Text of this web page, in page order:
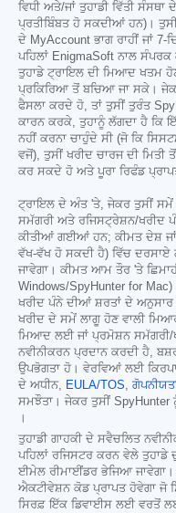
ਵਿਧੀ ਅਤੇ/ਜਾਂ ਤੁਹਾਡੀ ਵਿੱਤੀ
ਪ੍ਰਤੀਬਿੰਬਤ ਹੋ ਸਕਦੀਆਂ ਹਨ)।
ਦੇ MyAccount ਭਾਗ ਰਾਹੀਂ ਜਾਂ
ਪਹਿਲਾਂ EnigmaSoft ਨਾਲ
ਤੁਹਾਡੇ ਟ੍ਰਾਇਲ ਦੀ ਮਿਆਦ ਖਤਮ
ਪ੍ਰਕਿਰਿਆ ਤੋਂ ਬਚਿਆ ਜਾ ਸਕੇ।
ਫੈਸਲਾ ਕਰਦੇ ਹੋ, ਤਾਂ ਤੁਸੀਂ ਤੁਰੰਤ
ਕਾਰਨ ਕਰਕੇ, ਤੁਹਾਨੂੰ ਲੱਗਦਾ ਹੈ ਕਿ
ਨਹੀਂ ਕਰਨਾ ਚਾਹੁੰਦੇ ਸੀ (ਜੋ ਕਿ
ਵਜੋਂ), ਤੁਸੀਂ ਖਰੀਦ ਚਾਰਜ ਦੀ
ਕਰ ਸਕਦੇ ਹੋ ਅਤੇ ਪੂਰਾ ਰਿਫੰਡ
ਟ੍ਰਾਇਲ ਦੇ ਅੰਤ 'ਤੇ, ਜੇਕਰ ਤੁਸੀਂ ਸਮੇਂ
ਸਮੱਗਰੀ ਅਤੇ ਰਜਿਸਟ੍ਰੇਸ਼ਨ/ਖਰੀਦ
ਕੀਤੀਆਂ ਗਈਆਂ ਹਨ; ਕੀਮਤ ਦੇਸ਼
ਵੱਖ-ਵੱਖ ਹੋ ਸਕਦੀ ਹੈ) ਵਿੱਚ ਦਰਸਾਏ
ਜਾਵੇਗਾ। ਕੀਮਤ ਆਮ ਤੌਰ 'ਤੇ
Windows/SpyHunter for
ਖਰੀਦ ਪੰਨੇ ਦੀਆਂ ਸ਼ਰਤਾਂ ਦੇ ਅਨੁਸਾਰ
ਖਰੀਦ ਦੇ ਸਮੇਂ ਲਾਗੂ ਹੋਣ ਵਾਲੀ
ਮਿਆਦ ਲਈ ਜਾਂ ਪ੍ਰਮੋਸ਼ਨ ਸਮੱਗਰੀ/
ਨਵੀਨੀਕਰਨ ਪ੍ਰਦਾਨ ਕਰਦੀ ਹੈ,
ਉਪਭੋਗਤਾ ਹੋ। ਵੇਰਵਿਆਂ ਲਈ
ਦੇ ਅਧੀਨ, EULA/TOS,
ਸਮਝੌਤਾ। ਜੇਕਰ ਤੁਸੀਂ
।
ਤੁਹਾਡੀ ਗਾਹਕੀ ਦੇ ਸਵੈਚਲਿਤ
ਪਹਿਲਾਂ ਰਜਿਸਟਰ ਕਰਨ ਵੇਲੇ
ਈਮੇਲ ਰੀਮਾਈਂਡਰ ਭੇਜਿਆ
ਐਕਟੀਵੇਸ਼ਨ ਕੋਡ ਪ੍ਰਾਪਤ ਹੋਵੇਗਾ ਜੋ
ਸਿਰਫ਼ ਇੱਕ ਡਿਵਾਈਸ ਲਈ ਵਰਤੋਂ